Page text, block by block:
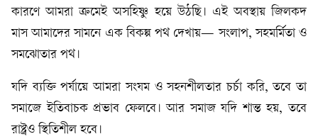
কারণে আমরা ক্রমেই অসহিষ্ণু হয়ে উঠছি। এই অবস্থায় জিলকদ
মাস আমাদের সামনে এক বিকল্প পথ দেখায়— সংলাপ, সহমর্মিতা ও
সমঝোতার পথ।
যদি ব্যক্তি পর্যায়ে আমরা সংযম ও সহনশীলতার চর্চা করি, তবে তা
সমাজে ইতিবাচক প্রভাব ফেলবে। আর সমাজ যদি শান্ত হয়, তবে
রাষ্ট্রও স্থিতিশীল হবে।